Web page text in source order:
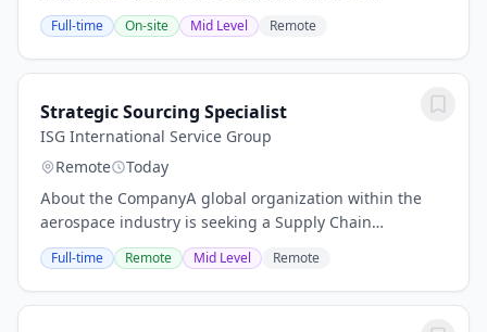
candidatos se presenten a este puesto, así que
asegúrese de enviar su CV y su solicitud lo antes...
Full-time On-site Mid Level Remote
Strategic Sourcing Specialist
ISG International Service Group
Remote
Today
About the CompanyA global organization within the
aerospace industry is seeking a Supply Chain
Manufacturing Specialist to support and enhance end-
to-end supply chain operations linked to structural...
Full-time Remote Mid Level Remote